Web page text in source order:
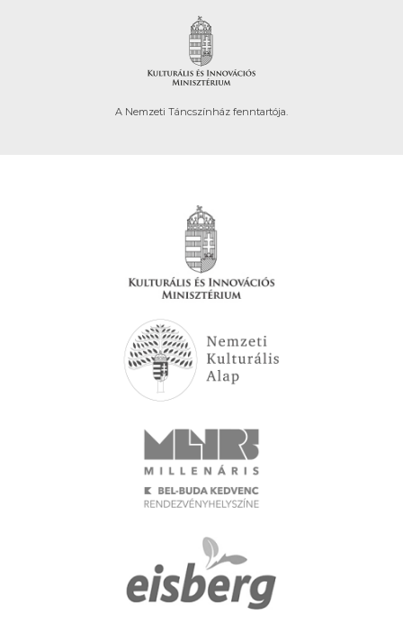
A Nemzeti Táncszínház fenntartója.